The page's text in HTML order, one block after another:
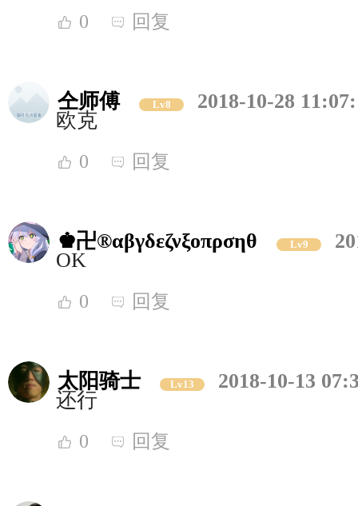
0 回复
仝师傅 Lv8
2018-10-28
欧克
0 回复
♚卍®αβγδεζνξοπρσηθ Lv9
OK
0 回复
太阳骑士 Lv13
2018-10-13
还行
0 回复